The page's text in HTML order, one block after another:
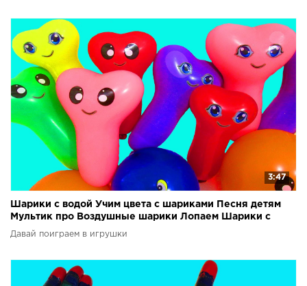
3:47
Шарики с водой Учим цвета с шариками Песня детям
Мультик про Воздушные шарики Лопаем Шарики с
водой
Давай поиграем в игрушки